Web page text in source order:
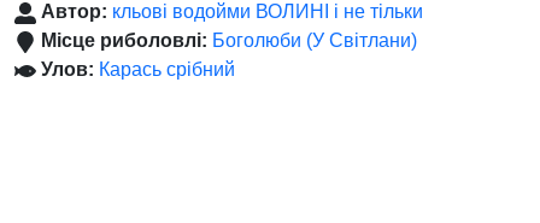
Автор: кльові водойми ВОЛИНІ і не тільки
Місце риболовлі: Боголюби (У Світлани)
Улов: Карась срібний